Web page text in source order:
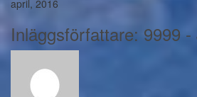
april, 2016
Inläggsförfattare: 9999 -